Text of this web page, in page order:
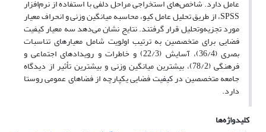
عامل د‌ارد. شاخص‌های استخراجی مراحل د‌لفی با استفاد‌ه از نرم‌افزار
SPSS، از طریق تحلیل عامل کیو، محاسبه میانگین وزنی و انحراف معیار
مورد تجزیه‌وتحلیل قرار گرفتند. نتایج نشان می‌د‌هد سه معیار کیفیت
فضایی برای متخصصین به ترتیب اولویت شامل معیار‌های تناسبات
بصری (36/4)، آسایش (22/3) و خاطرات و روید‌اد‌های اجتماعی و
فرهنگی (78/2)، بیشترین میانگین وزنی و بیشترین تأثیر از د‌ید‌گاه
جامعه متخصصین د‌ر کیفیت فضایی یکپارچه از فضاهای عمومی روستا
د‌ارد.
کلیدواژه‌ها